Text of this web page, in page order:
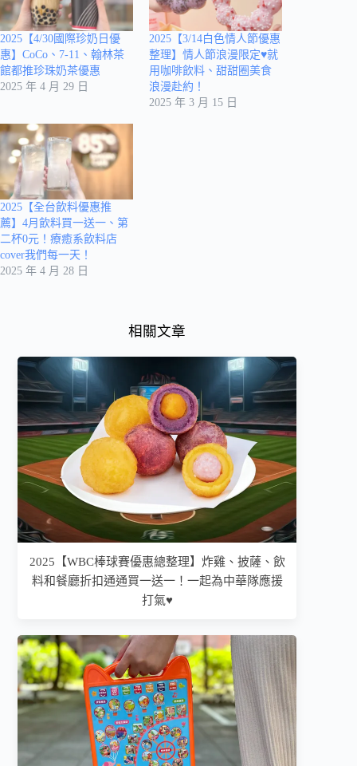
2025【4/30國際珍奶日優
惠】CoCo、7-11、翰林茶
館都推珍珠奶茶優惠
2025 年 4 月 29 日
2025【3/14白色情人節優惠
整理】情人節浪漫限定♥就
用咖啡飲料、甜甜圈美食
浪漫赴約！
2025 年 3 月 15 日
2025【全台飲料優惠推
薦】4月飲料買一送一、第
二杯0元！療癒系飲料店
cover我們每一天！
2025 年 4 月 28 日
相關文章
2025【WBC棒球賽優惠總整理】炸雞、披薩、飲
料和餐廳折扣通通買一送一！一起為中華隊應援
打氣♥